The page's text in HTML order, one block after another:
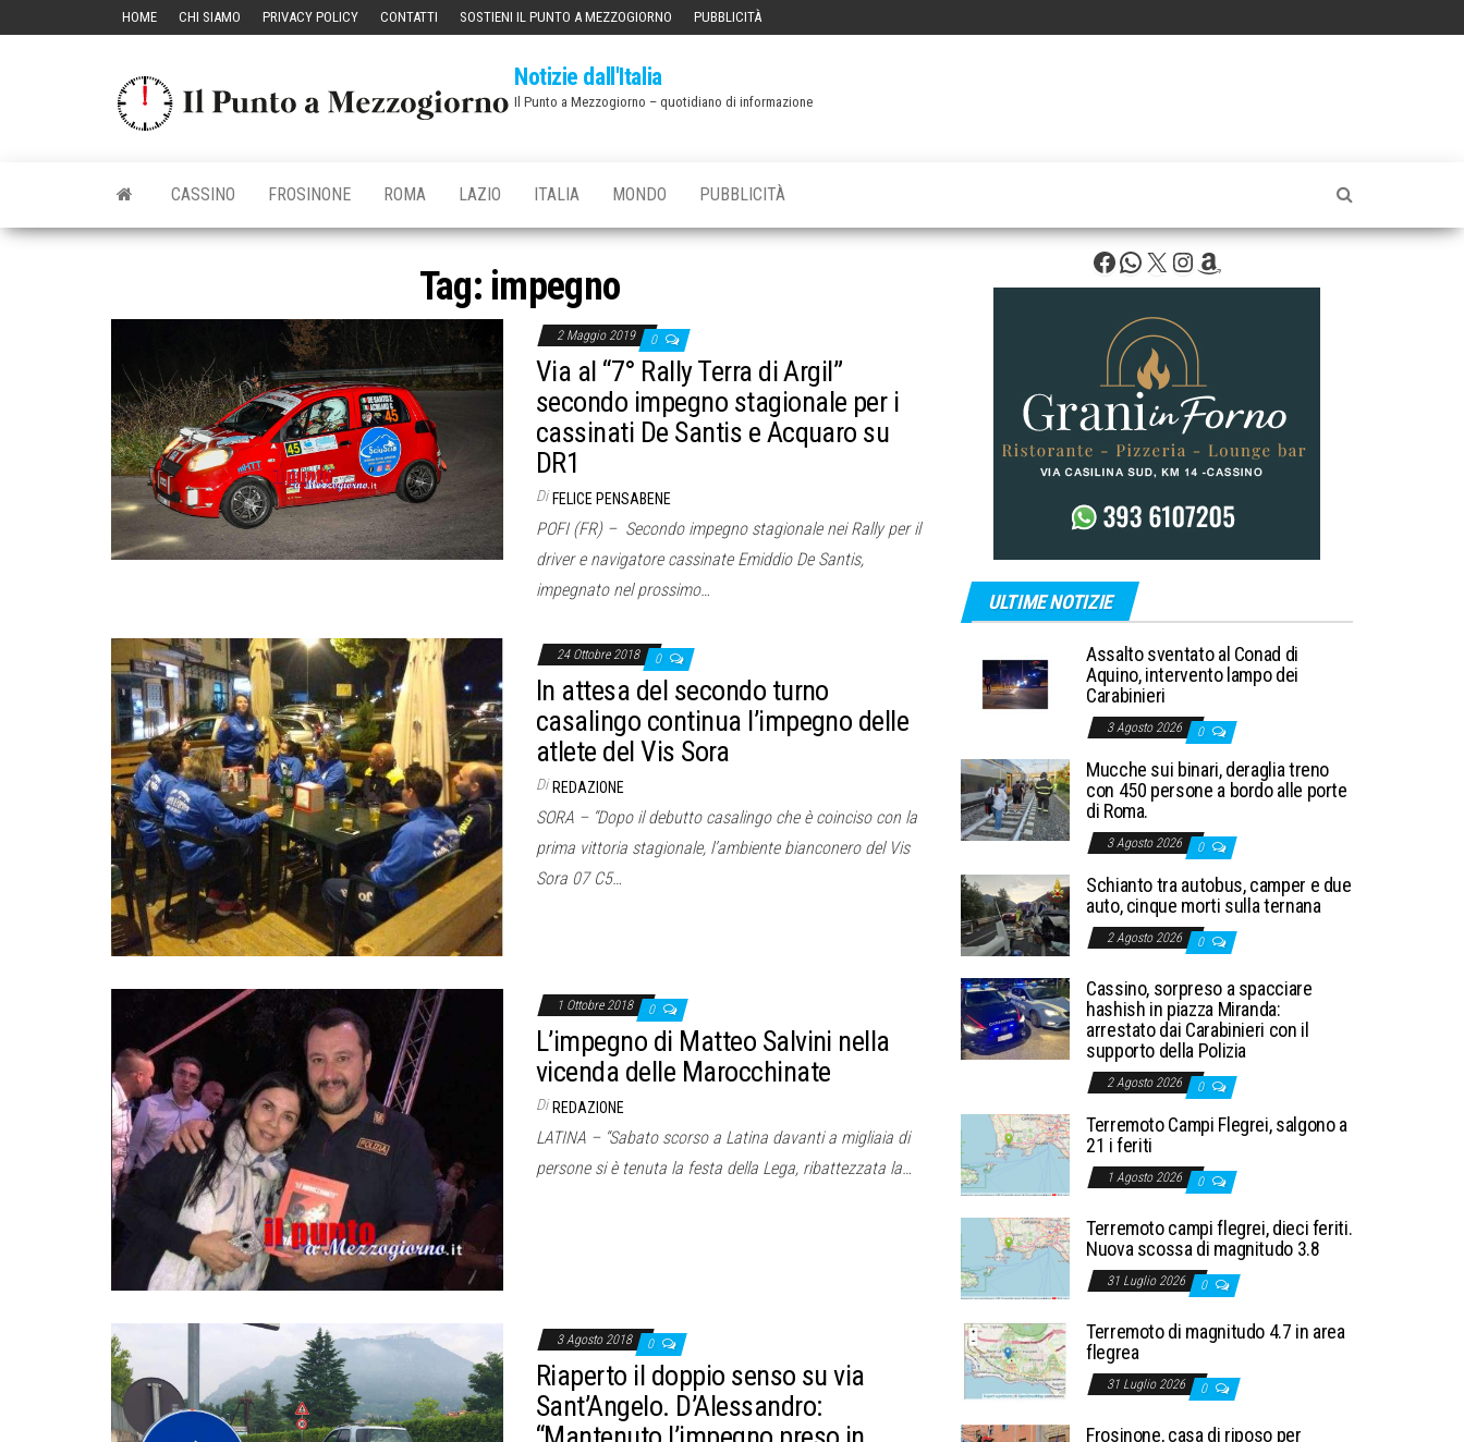
HOME CHI SIAMO PRIVACY POLICY CONTATTI SOSTIENI IL PUNTO A MEZZOGIORNO PUBBLICITÀ
Notizie dall'Italia
Il Punto a Mezzogiorno – quotidiano di informazione
CASSINO FROSINONE ROMA LAZIO ITALIA MONDO PUBBLICITÀ
Tag: impegno
2 Maggio 2019 0
Via al “7° Rally Terra di Argil”
secondo impegno stagionale per i
cassinati De Santis e Acquaro su
DR1
Di FELICE PENSABENE
POFI (FR) – Secondo impegno stagionale nei Rally per il
driver e navigatore cassinate Emiddio De Santis,
impegnato nel prossimo…
24 Ottobre 2018 0
In attesa del secondo turno
casalingo continua l’impegno delle
atlete del Vis Sora
Di REDAZIONE
SORA – “Dopo il debutto casalingo che è coinciso con la
prima vittoria stagionale, l’ambiente bianconero del Vis
Sora 07 C5…
1 Ottobre 2018 0
L’impegno di Matteo Salvini nella
vicenda delle Marocchinate
Di REDAZIONE
LATINA – “Sabato scorso a Latina davanti a migliaia di
persone si è tenuta la festa della Lega, ribattezzata la…
3 Agosto 2018 0
Riaperto il doppio senso su via
Sant’Angelo. D’Alessandro:
Facebook
WhatsApp
X Instagram
Amazon
ULTIME NOTIZIE
Assalto sventato al Conad di
Aquino, intervento lampo dei
Carabinieri
3 Agosto 2026 0
Mucche sui binari, deraglia treno
con 450 persone a bordo alle porte
di Roma.
3 Agosto 2026 0
Schianto tra autobus, camper e due
auto, cinque morti sulla ternana
2 Agosto 2026 0
Cassino, sorpreso a spacciare
hashish in piazza Miranda:
arrestato dai Carabinieri con il
supporto della Polizia
2 Agosto 2026 0
Terremoto Campi Flegrei, salgono a
21 i feriti
1 Agosto 2026 0
Terremoto campi flegrei, dieci feriti.
Nuova scossa di magnitudo 3.8
31 Luglio 2026 0
Terremoto di magnitudo 4.7 in area
flegrea
31 Luglio 2026 0
Frosinone, casa di riposo per